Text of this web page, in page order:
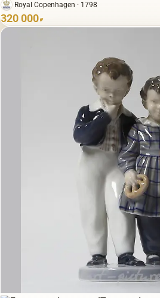
Royal Copenhagen · 1798
320 000 ₽